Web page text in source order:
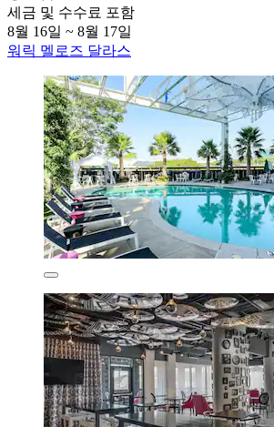
세금 및 수수료 포함
8월 16일 ~ 8월 17일
워릭 멜로즈 달라스